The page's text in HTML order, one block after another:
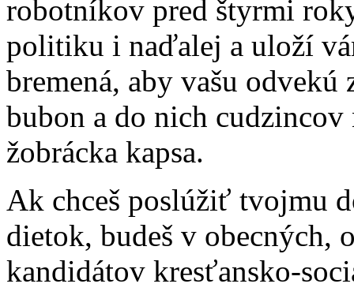
robotníkov pred štyrmi
politiku i naďalej a uloží
bremená, aby vašu
bubon a do nich cudzincov
žobrácka kapsa.
Ak chceš poslúžiť tvojmu
dietok, budeš v obecných,
kandidátov kresťansko-